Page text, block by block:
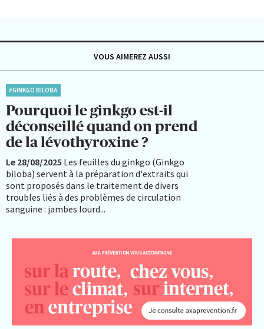
VOUS AIMEREZ AUSSI
#GINKGO BILOBA
Pourquoi le ginkgo est-il
déconseillé quand on prend
de la lévothyroxine ?
Le 28/08/2025 Les feuilles du ginkgo (Ginkgo
biloba) servent à la préparation d'extraits qui
sont proposés dans le traitement de divers
troubles liés à des problèmes de circulation
sanguine : jambes lourd...